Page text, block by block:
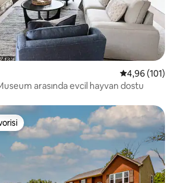
5 üzerinden
4,96 (101)
arasında evcil hayvan dostu
en beğenilenler arasında